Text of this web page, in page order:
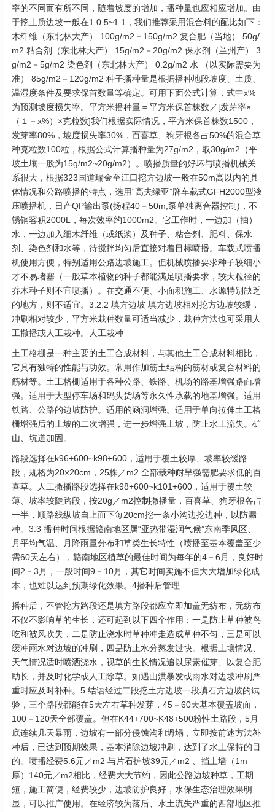
率的不同而有所不同，随着坡度的增加，播种量也应相应增加。由
于挖土质边坡一般在1:0.5~1:1，我们推荐采用混合料的配比如下：
木纤维（东北林大产） 100g/m2－150g/m2 复合肥（当地） 50g/
m2 粘合剂（东北林大产） 15g/m2－20g/m2 保水剂（兰州产） 3
g/m2－5g/m2 染色剂（东北林大产） 0.2g/m2 水 （以实际需要为
准） 85g/m2－120g/m2 种子播种量是根据播种地段坡度、土质、
温湿度条件及要求保首数量等确定。可用下面公式计算，式中x%
为预测坡度损失率。平方米播种量＝平方米保首株数／[发芽率×
（１－x%）×克粒数]我们根据实际情况，平方米保首株数1500，
发芽率80%，坡度损失率30%，百喜草、狗牙根各占50%的混合草
种克粒数100粒，根据公式计算播种量为27g/m2，取30g/m2（平
坡土壤一般为15g/m2~20g/m2）。喷播质量的好坏与喷播机械关
系很大，根据323国道瑞金至江口挖方边坡一般在50m高以内的具
体情况和公路喷播的特点，选用“高夫绿亚”牌车载式GFH2000型液
压喷播机，日产QP输出泵(扬程40－50m,泵单独离合器控制)，不
锈钢容积2000L，每次效率约1000m2。它工作时，一边加（抽）
水，一边加入细木纤维（或纸浆）及种子、粘合剂、肥料、保水
剂、染色剂和水等，待搅拌均匀后直接对着目标喷播。车载式喷播
机使用方便，特别适用公路边坡施工。但机械喷播要求种子较细小
才不易堵塞（一般草本植物的种子都能满足喷播要求，较大粒径的
乔木种子则不宜喷播）。在交通不便、小面积施工、水源特别缺乏
的地方，则不适宜。3.2.2 填方边坡 填方边坡相对挖方边坡较缓，
冲刷相对较少，平方米栽种数量可适当减少，栽种方法也可采用人
工撒播或人工栽种。人工栽种
土工格栅是一种主要的土工合成材料，与其他土工合成材料相比，
它具有独特的性能与功效。常用作加筋土结构的筋材或复合材料的
筋材等。土工格栅适用于各种公路、铁路、机场的路基增强路面增
强。适用于大型停车场和码头货场等永久性承载的地基增强。适用
铁路、公路的边坡防护。适用的涵洞增强。适用于单向拉伸土工格
栅增强后的土坡的二次增强，进一步增强土坡，防止水土流失。矿
山、坑道加固。
路段选择在k96+600~k98+600，适用于覆土较厚、坡率较缓路
段，规格为20×20cm，25株／m2 全部栽种耐旱强需肥要求低的百
喜草。人工撒播路段选择在k98+600~k101+600，适用于覆土较
薄、坡率较陡路段，按20g／m2控制撒播量，百喜草、狗牙根各占
一半，顺路线纵坡自上而下每20cm挖一条小沟边挖边种，以防漏
种。3.3 播种时间根据赣南地区属“亚热带湿润气候”东南季风区、
月平均气温、月降雨量分布和草类生长特性（喷播至基本覆盖至少
需60天左右），赣南地区植草的最佳时间为每年的4－6月，良好时
间2－3月，一般时间9－10月，其它时间实施不但大大增加绿化成
本，也难以达到预期绿化效果。4播种后管理
播种后，不管挖方路段还是填方路段都应立即加盖无纺布，无纺布
不仅不影响草的生长，还可起到以下四个作用：一是防止草种被鸟
吃和被风吹失，二是防止浇水时草种冲走造成草种不匀，三是可以
缓冲雨水对边坡的冲刷，四是防止水分蒸发过快。根据土壤情况、
天气情况适时喷洒浇水，视草的生长情况追以尿素催芽、以复合肥
助长，并及时化学或人工除草。如遇山洪暴发或雨水对边坡冲刷严
重时应及时补种。5 结语经过二段挖土方边坡一段填石方边坡的试
验，三个路段都能在5天左右草种发芽，45－60天基本覆盖坡面，
100－120天全部覆盖。但在K44+700~K48+500粉性土路段，5月
底连续几天暴雨，边坡有一部分侵蚀沟和坍塌，立即按前述方法补
种后，已达到预期效果，基本消除边坡冲刷，达到了水土保持的目
的。喷播经费5.6元／m2 与片石护坡39元／m2 、挡土墙（1m
厚）140元／m2相比，经费大大节约，因此公路边坡种草，工期
短，施工简便，经费较少，边坡防护良好，水保生态治理效果明
显，可以推广使用。在经济较为落后、水土流失严重的西部地区推